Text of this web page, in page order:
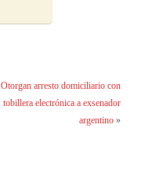
Otorgan arresto domiciliario con
tobillera electrónica a exsenador
argentino»